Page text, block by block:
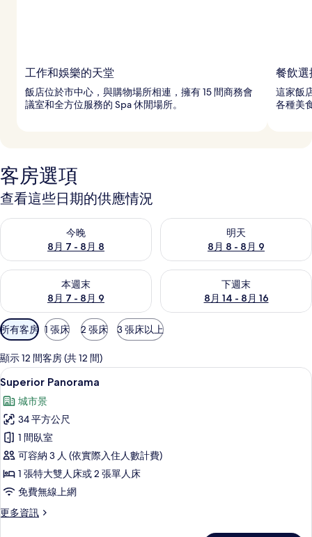
工作和娛樂的天堂
飯店位於市中心，與購物場所相連，擁有 15 間商務會
議室和全方位服務的 Spa 休閒場所。
餐飲選
這家飯
各種美
客房選項
查看這些日期的供應情況
今晚
8月 7 - 8月 8
查看今晚 (8月 7 - 8月 8) 的供應情況
明天
8月 8 - 8月 9
查看明天 (8月 8 - 8月 9) 的供
本週末
8月 7 - 8月 9
查看本週末 (8月 7 - 8月 9) 的供應情況
下週末
8月 14 - 8月 16
查看下週末 (8月 14 - 8月 16)
可
用
的
客
房
篩
選
條
件
所有客房 1 張床 2 張床 3 張床以上
顯示 12 間客房 (共 12 間)
顯
示
Superior
Panorama
的
所
有
相
片
Superior Panorama | 羽絨被、迷你吧
8
Superior Panorama
城市景
34 平方公尺
1 間臥室
可容納 3 人 (依實際入住人數計費)
1 張特大雙人床或 2 張單人床
免費無線上網
更多資訊
更